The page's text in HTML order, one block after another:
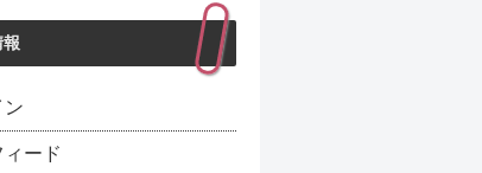
報
ン
ード